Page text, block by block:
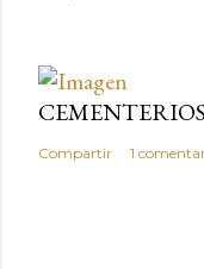
Compartir 1